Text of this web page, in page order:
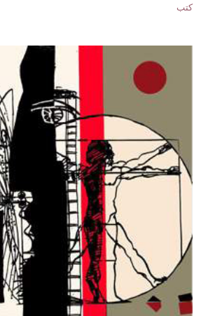
كتب